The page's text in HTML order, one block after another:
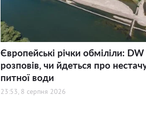
Європейські річки обміліли: DW
розповів, чи йдеться про
питної води
23:53, 8 серпня 2026